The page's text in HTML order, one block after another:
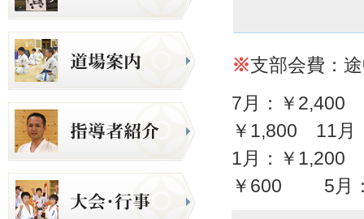
※支部会費：
7月：￥2,400
￥1,800 11月
1月：￥
￥600 5月